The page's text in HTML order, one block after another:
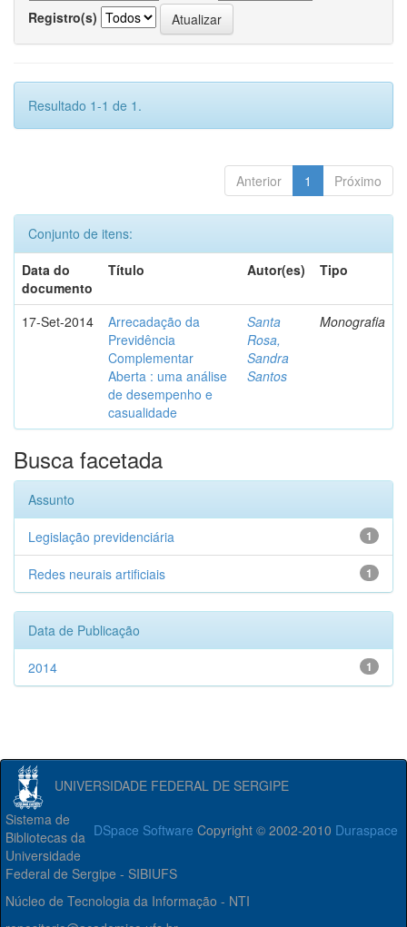
Registro(s)
Resultado 1-1 de 1.
Anterior 1 Próximo
Conjunto de itens:
Data do
documento
Título Autor(es) Tipo
17-Set-2014
Arrecadação da
Previdência
Complementar
Aberta : uma análise
de desempenho e
casualidade
Santa
Rosa,
Sandra
Santos
Monografia
Busca facetada
Assunto
1
Legislação previdenciária
1
Redes neurais artificiais
Data de Publicação
1
2014
UNIVERSIDADE FEDERAL DE SERGIPE
DSpace Software Copyright © 2002-2010 Duraspace
Sistema de
Bibliotecas da
Universidade
Federal de Sergipe - SIBIUFS
Núcleo de Tecnologia da Informação - NTI